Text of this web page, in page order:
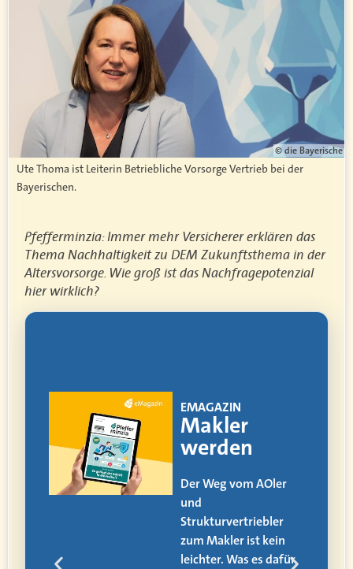
© die Bayerische
Ute Thoma ist Leiterin Betriebliche Vorsorge Vertrieb bei der
Bayerischen.
Pfefferminzia: Immer mehr Versicherer erklären das
Thema Nachhaltigkeit zu DEM Zukunftsthema in der
Altersvorsorge. Wie groß ist das Nachfragepotenzial
hier wirklich?
EMAGAZIN
Makler
werden
Der Weg vom AOler
und
Strukturvertriebler
zum Makler ist kein
leichter. Was es dafür